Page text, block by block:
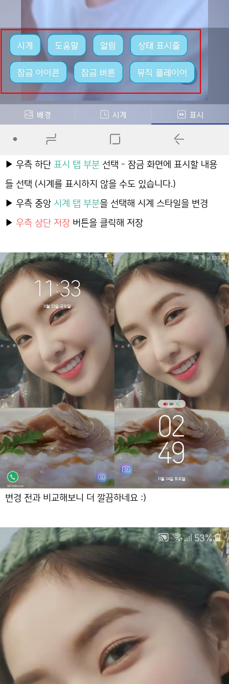
▶ 우측 하단 표시 탭 부분 선택 - 잠금 화면에 표시할 내용
들 선택 (시계를 표시하지 않을 수도 있습니다.)
▶ 우측 중앙 시계 탭 부분을 선택해 시계 스타일을 변경
▶ 우측 상단 저장 버튼을 클릭해 저장
변경 전과 비교해보니 더 깔끔하네요 :)